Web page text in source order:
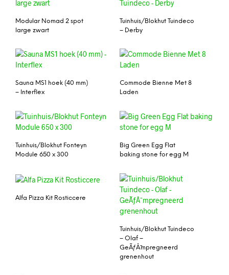
Modular Nomad 2 spot
large zwart
Tuinhuis/Blokhut Tuindeco
– Derby
Sauna MS1 hoek (40 mm)
– Interflex
Commode Bienne Met 8
Laden
Tuinhuis/Blokhut Fonteyn
Module 650 x 300
Big Green Egg Flat
baking stone for egg M
Alfa Pizza Kit Rosticcere
Tuinhuis/Blokhut Tuindeco
– Olaf –
GeÃƒÂ¯mpregneerd
grenenhout